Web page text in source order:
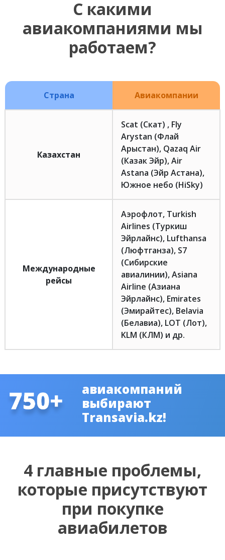
С какими
авиакомпаниями мы
работаем?
Страна Авиакомпании
Казахстан
Scat (Скат) , Fly
Arystan (Флай
Арыстан), Qazaq Air
(Казак Эйр), Air
Astana (Эйр Астана),
Южное небо (HiSky)
Международные
рейсы
Аэрофлот, Turkish
Airlines (Туркиш
Эйрлайнс), Lufthansa
(Люфтганза), S7
(Сибирские
авиалинии), Asiana
Airline (Азиана
Эйрлайнс), Emirates
(Эмирайтес), Belavia
(Белавиа), LOT (Лот),
KLM (КЛМ) и др.
авиакомпаний
выбирают
Transavia.kz!
4 главные проблемы,
которые присутствуют
при покупке
авиабилетов